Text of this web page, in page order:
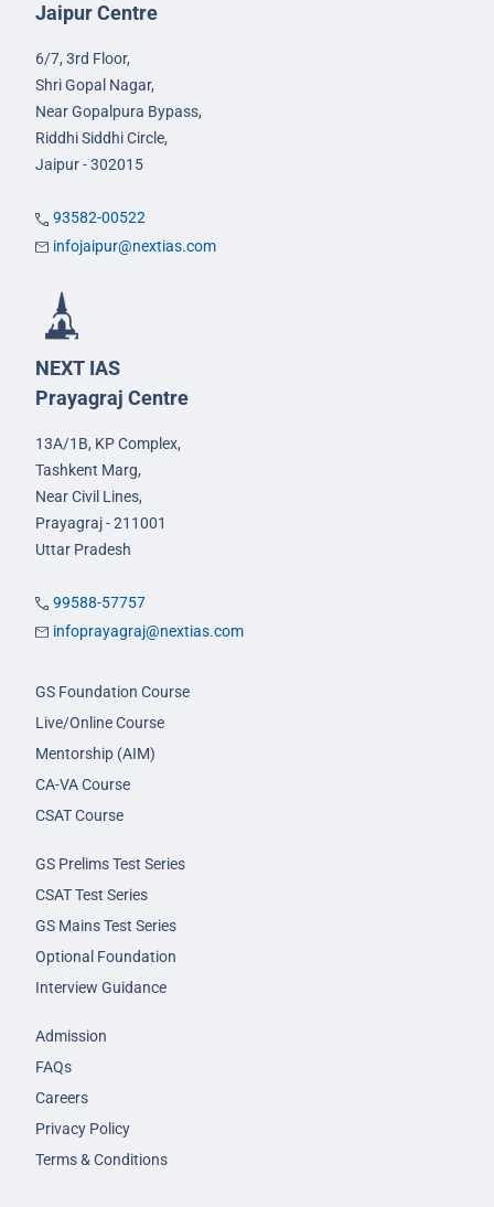
Jaipur Centre
6/7, 3rd Floor,
Shri Gopal Nagar,
Near Gopalpura Bypass,
Riddhi Siddhi Circle,
Jaipur - 302015
93582-00522
infojaipur@nextias.com
NEXT IAS
Prayagraj Centre
13A/1B, KP Complex,
Tashkent Marg,
Near Civil Lines,
Prayagraj - 211001
Uttar Pradesh
99588-57757
infoprayagraj@nextias.com
GS Foundation Course
Live/Online Course
Mentorship (AIM)
CA-VA Course
CSAT Course
GS Prelims Test Series
CSAT Test Series
GS Mains Test Series
Optional Foundation
Interview Guidance
Admission
FAQs
Careers
Privacy Policy
Terms & Conditions